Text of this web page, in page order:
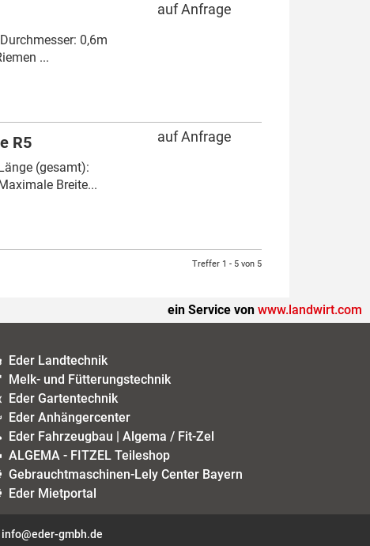
0,6m
...
auf Anfrage
R5
(gesamt):
Breite...
auf Anfrage
Treffer 1 - 5 von 5
ein Service von www.landwirt.com
Eder Landtechnik
Melk- und Fütterungstechnik
Eder Gartentechnik
Eder Anhängercenter
Eder Fahrzeugbau | Algema / Fit-Zel
ALGEMA - FITZEL Teileshop
Gebrauchtmaschinen-Lely Center Bayern
Eder Mietportal
info@eder-gmbh.de